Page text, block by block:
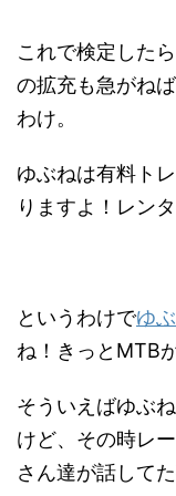
これで検定した
の拡充も急がね
わけ。
ゆぶねは有料ト
りますよ！レン
というわけでゆ
ね！きっとMTB
そういえばゆぶ
けど、その時レ
さん達が話してた